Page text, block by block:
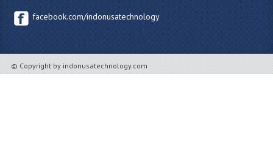
facebook.com/indonusatechnology
© Copyright by indonusatechnology.com